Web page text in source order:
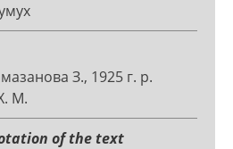
З., 1925 г. р.
М.
of the text